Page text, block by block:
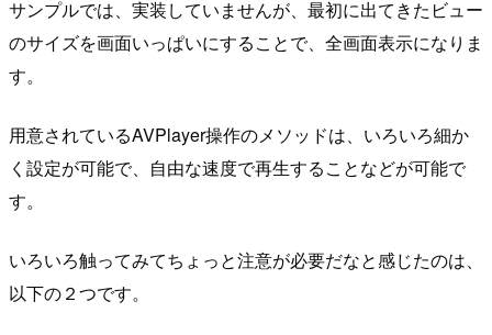
サンプルでは、実装していませんが、最初に出てきたビュー
のサイズを画面いっぱいにすることで、全画面表示になりま
す。
用意されているAVPlayer操作のメソッドは、いろいろ細か
く設定が可能で、自由な速度で再生することなどが可能で
す。
いろいろ触ってみてちょっと注意が必要だなと感じたのは、
以下の２つです。